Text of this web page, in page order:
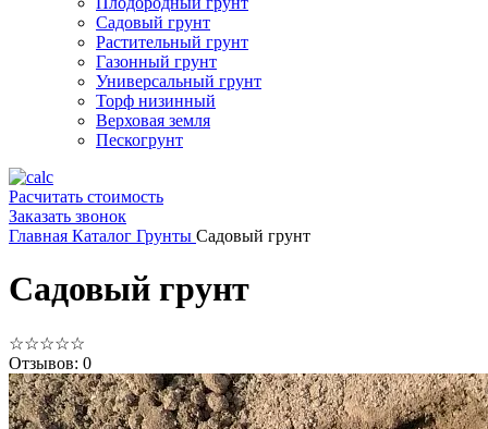
Садовый грунт
Растительный грунт
Газонный грунт
Универсальный грунт
Торф низинный
Верховая земля
Пескогрунт
Расчитать стоимость
Заказать звонок
Главная Каталог Грунты Садовый грунт
Садовый грунт
☆☆☆☆☆
Отзывов: 0